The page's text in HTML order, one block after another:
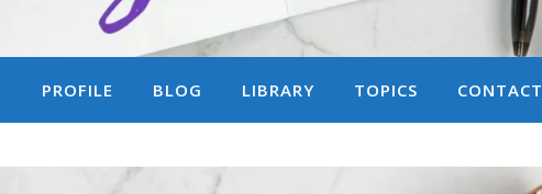
PROFILE BLOG LIBRARY TOPICS CONTACT